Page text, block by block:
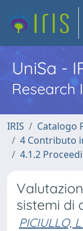
UniSa -
Research
IRIS
Catalogo
4 Contributo
4.1.2
sistemi di
PICIULLO,